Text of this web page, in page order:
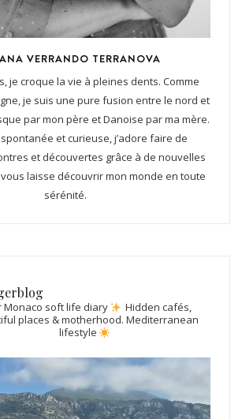
VERRANDO TERRANOVA
je croque la vie à pleines dents. Comme
je suis une pure fusion entre le nord et
par mon père et Danoise par ma mère.
et curieuse, j’adore faire de
et découvertes grâce à de nouvelles
laisse découvrir mon monde en toute
sérénité.
Monaco soft life diary
Hidden cafés,
places & motherhood. Mediterranean
lifestyle